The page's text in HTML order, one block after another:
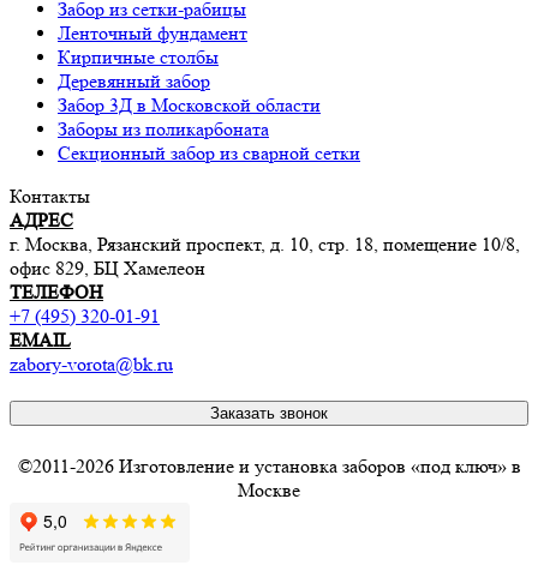
Забор из сетки-рабицы
Ленточный фундамент
Кирпичные столбы
Деревянный забор
Забор 3Д в Московской области
Заборы из поликарбоната
Секционный забор из сварной сетки
Контакты
АДРЕС
г. Москва, Рязанский проспект, д. 10, стр. 18, помещение 10/8,
офис 829, БЦ Хамелеон
ТЕЛЕФОН
+7 (495) 320-01-91
EMAIL
zabory-vorota@bk.ru
Заказать звонок
©2011-2026 Изготовление и установка заборов «под ключ» в
Москве